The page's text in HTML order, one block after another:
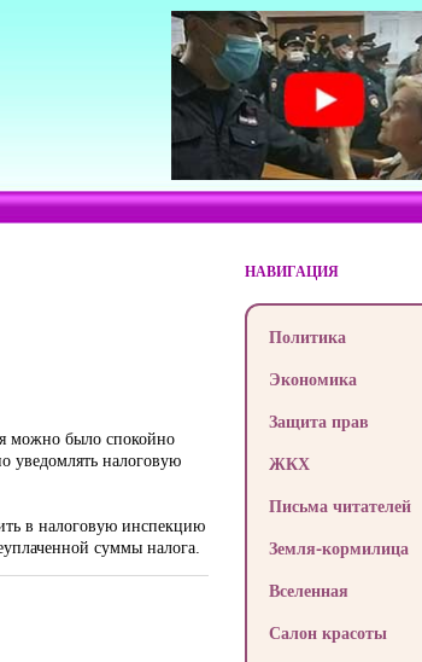
можно было спокойно
уведомлять налоговую
в налоговую инспекцию
суммы налога.
НАВИГАЦИЯ
Политика
Экономика
Защита прав
ЖКХ
Письма читателей
Земля-кормилица
Вселенная
Салон красоты